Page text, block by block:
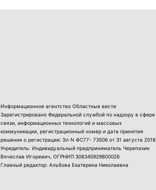
Информационное агентство Областные вести
Зарегистрировано Федеральной службой по надзору в сфере
связи, информационных технологий и массовых
коммуникации, регистрационный номер и дата принятия
решения о регистрации: Эл N ФС77- 73506 от 31 августа 2018
Учредитель: Индивидуальный предприниматель Черепахин
Вячеслав Игоревич, ОГРНИП 308345929800026
Главный редактор: Альбова Екатерина Николаевна